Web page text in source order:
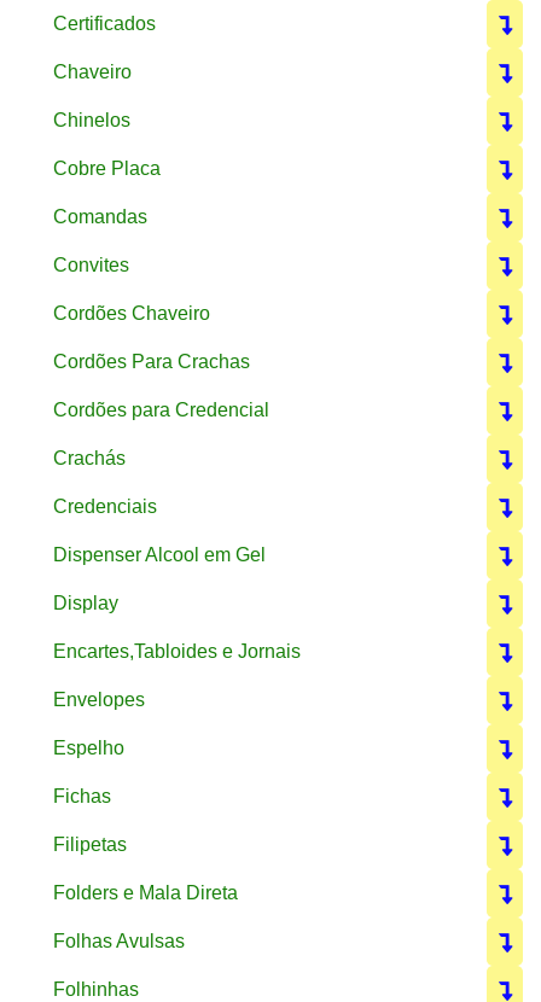
Certificados
Chaveiro
Chinelos
Cobre Placa
Comandas
Convites
Cordões Chaveiro
Cordões Para Crachas
Cordões para Credencial
Crachás
Credenciais
Dispenser Alcool em Gel
Display
Encartes,Tabloides e Jornais
Envelopes
Espelho
Fichas
Filipetas
Folders e Mala Direta
Folhas Avulsas
Folhinhas